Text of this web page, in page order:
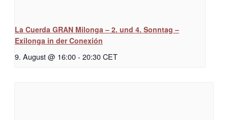
La Cuerda GRAN Milonga – 2. und 4. Sonntag –
Exilonga in der Conexión
9. August @ 16:00- 20:30CET